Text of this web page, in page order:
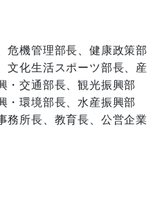
危機管理部長、健康政策部
文化生活スポーツ部長、産
・交通部長、観光振興部
・環境部長、水産振興部
務所長、教育長、公営企業